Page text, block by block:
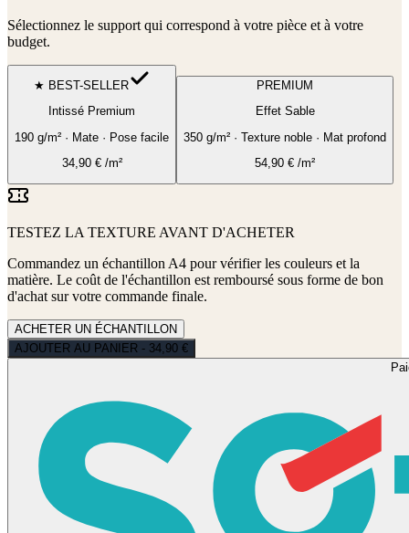
Sélectionnez le support qui correspond à votre pièce et à votre
budget.
★ BEST-SELLER
Intissé Premium
190 g/m² · Mate · Pose facile
34,90€/m²
PREMIUM
Effet Sable
350 g/m² · Texture noble · Mat profond
54,90 € /m²
TESTEZ LA TEXTURE AVANT D'ACHETER
Commandez un échantillon A4 pour vérifier les couleurs et la
matière. Le coût de l'échantillon est remboursé sous forme de bon
d'achat sur votre commande finale.
ACHETER UN ÉCHANTILLON
AJOUTER AU PANIER - 34,90 €